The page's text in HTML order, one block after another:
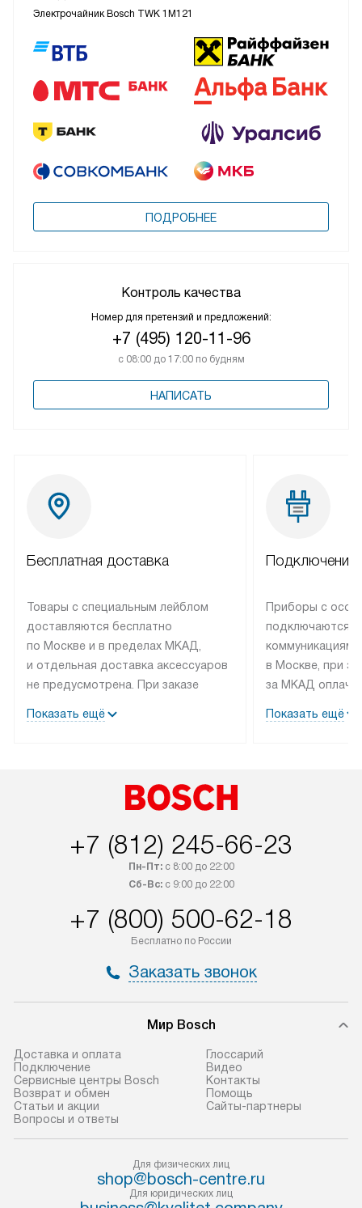
Электрочайник Bosch TWK 1M121
ПОДРОБНЕЕ
Контроль качества
Номер для претензий и предложений:
+7 (495) 120-11-96
с 08:00 до 17:00 по будням
НАПИСАТЬ
Бесплатная доставка
Товары с специальным лейблом
доставляются бесплатно
по Москве и в пределах МКАД,
и отдельная доставка аксессуаров
не предусмотрена. При заказе
рекомендуем обсудить
со статусом «В наличии» могут
быть отправлены покупателю
интересен товар «Под заказ»,
обсудите возможность его
приобретения с менеджером сайта.
доставляются бесплатно
по Москве в пределах МКАД,
не предусмотрена.
доставки доставит упакованный
прибор до двери или прихожей.
Если необходимо переместить
прибор до места установки,
пожалуйста, предварительно
уточните это с менеджером.
За данную услугу взимается
дополнительная плата. Важно
учитывать, что если размеры
прибора не позволяют ему пройти
Показать ещё
Подключение
Приборы с
подключаются к
коммуникациям
в Москве, при
за МКАД
партнера
по монтажу
материалы.
от категории,
к воде, крана и
Показать ещё
+7 (812) 245-66-23
Пн-Пт:с 8:00 до 22:00
Сб-Вс:с 9:00 до 22:00
+7 (800) 500-62-18
Бесплатно по России
Заказать звонок
Мир Bosch
Доставка и оплата
Подключение
Сервисные центры Bosch
Возврат и обмен
Статьи и акции
Вопросы и ответы
Глоссарий
Видео
Контакты
Помощь
Сайты-партнеры
Для физических лиц
shop@bosch-centre.ru
Для юридических лиц